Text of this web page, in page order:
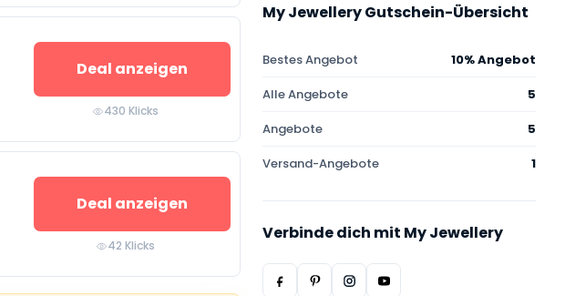
Deal anzeigen
430 Klicks
Deal anzeigen
42 Klicks
My Jewellery Gutschein-Übersicht
Bestes Angebot
10% Angebot
Alle Angebote
5
Angebote
5
Versand-Angebote
1
Verbinde dich mit My Jewellery